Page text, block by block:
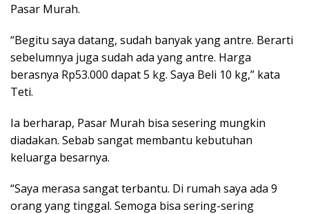
Pasar Murah.
“Begitu saya datang, sudah banyak yang antre. Berarti
sebelumnya juga sudah ada yang antre. Harga
berasnya Rp53.000 dapat 5 kg. Saya Beli 10 kg,” kata
Teti.
Ia berharap, Pasar Murah bisa sesering mungkin
diadakan. Sebab sangat membantu kebutuhan
keluarga besarnya.
“Saya merasa sangat terbantu. Di rumah saya ada 9
orang yang tinggal. Semoga bisa sering-sering